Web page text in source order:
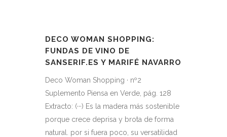
DECO WOMAN SHOPPING:
FUNDAS DE VINO DE
SANSERIF.ES Y MARIFÉ NAVARRO
Deco Woman Shopping · nº2
Suplemento Piensa en Verde, pág. 128
Extracto: (···) Es la madera más sostenible
porque crece deprisa y brota de forma
natural. por si fuera poco, su versatilidad